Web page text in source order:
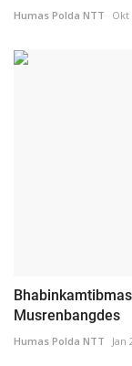
Humas Polda NTT Okt
Musrenbangdes
Humas Polda NTT Jan